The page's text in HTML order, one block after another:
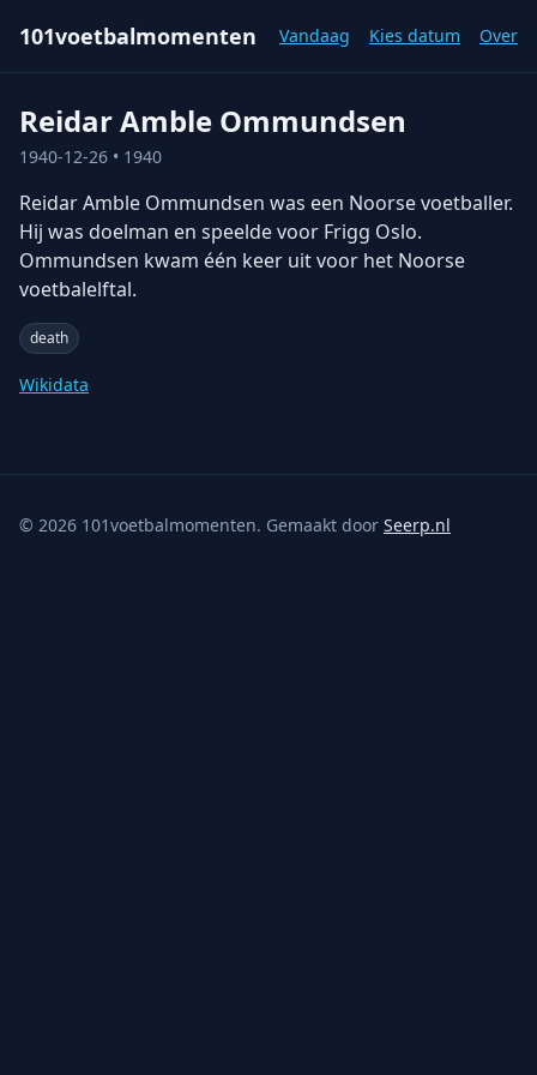
101voetbalmomenten Vandaag Kies datum Over
Reidar Amble Ommundsen
1940-12-26 • 1940
Reidar Amble Ommundsen was een Noorse voetballer.
Hij was doelman en speelde voor Frigg Oslo.
Ommundsen kwam één keer uit voor het Noorse
voetbalelftal.
death
Wikidata
© 2026 101voetbalmomenten. Gemaakt door Seerp.nl